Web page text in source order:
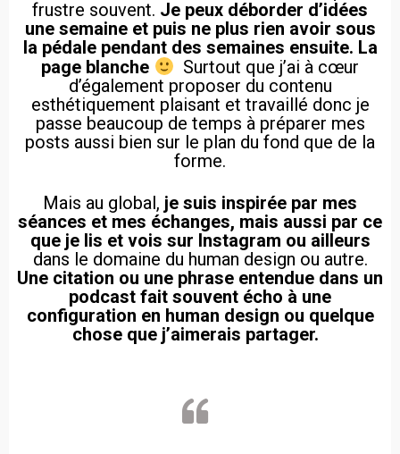
frustre souvent. Je peux déborder d’idées
une semaine et puis ne plus rien avoir sous
la pédale pendant des semaines ensuite. La
page blanche
Surtout que j’ai à cœur
d’également proposer du contenu
esthétiquement plaisant et travaillé donc je
passe beaucoup de temps à préparer mes
posts aussi bien sur le plan du fond que de la
forme.
Mais au global, je suis inspirée par mes
séances et mes échanges, mais aussi par ce
que je lis et vois sur Instagram ou ailleurs
dans le domaine du human design ou autre.
Une citation ou une phrase entendue dans un
podcast fait souvent écho à une
configuration en human design ou quelque
chose que j’aimerais partager.